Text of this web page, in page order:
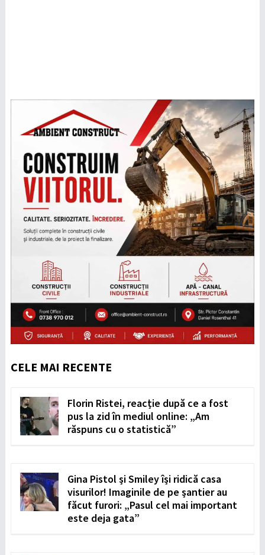
CELE MAI RECENTE
Florin Ristei, reacție după ce a fost
pus la zid în mediul online: „Am
răspuns cu o statistică”
Gina Pistol și Smiley își ridică casa
visurilor! Imaginile de pe șantier au
făcut furori: „Pasul cel mai important
este deja gata”